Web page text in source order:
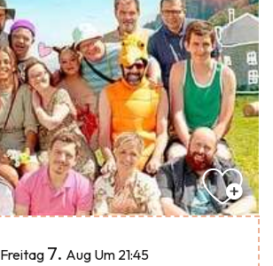
Freitag 7. Aug Um 21:45